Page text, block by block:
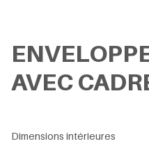
AVEC
Dimensions intérieures